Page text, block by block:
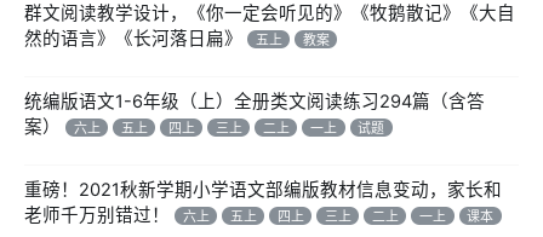
群文阅读教学设计，《你一定会听见的》《牧鹅散记》《大自
然的语言》《长河落日扁》
五上 教案
统编版语文1-6年级（上）全册类文阅读练习294篇（含答
案）
六上 五上 四上 三上 二上 一上 试题
重磅！2021秋新学期小学语文部编版教材信息变动，家长和
老师千万别错过！
六上 五上 四上 三上 二上 一上 课本